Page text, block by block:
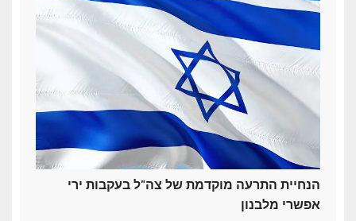
הנחיית התרעה מוקדמת של צה"ל בעקבות ירי
אפשרי מלבנון